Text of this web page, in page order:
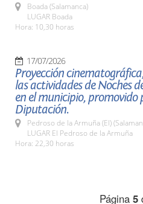
Boada (Salamanca)
LUGAR Boada
Hora: 10,30 horas
17/07/2026
Proyección
las actividades de Noches
en el municipio, promovido
Diputación.
Pedroso de la Armuña (El)
LUGAR El Pedroso de la Armuña
Hora: 22,30 horas
Página 5